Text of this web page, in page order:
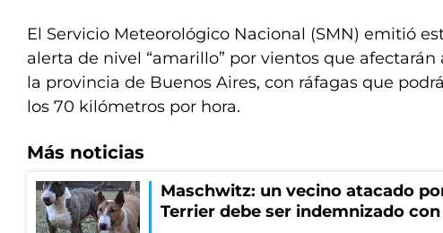
El Servicio Meteorológico Nacional (SMN) emitió
alerta de nivel “amarillo” por vientos que
la provincia de Buenos Aires, con ráfagas que
los 70 kilómetros por hora.
Más noticias
Maschwitz: un vecino atacado
Terrier debe ser indemnizado